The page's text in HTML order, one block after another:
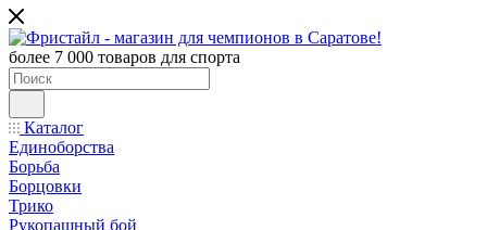
более 7 000 товаров для спорта
Каталог
Единоборства
Борьба
Борцовки
Трико
Рукопашный бой